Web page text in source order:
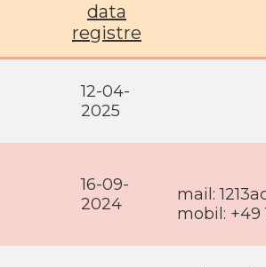
data
registre
12-04-
2025
16-09-
2024
mail:
mobil: +49